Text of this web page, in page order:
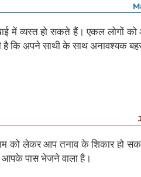
में व्यस्त हो सकते हैं। एकल लोगों को
है कि अपने साथी के साथ अनावश्यक
को लेकर आप तनाव के शिकार हो
पास भेजने वाला है।